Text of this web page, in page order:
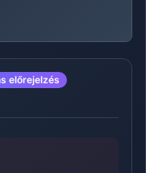
előrejelzés